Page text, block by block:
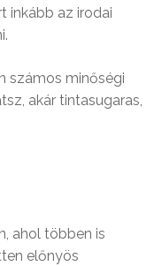
inkább az irodai
számos minőségi
akár tintasugaras,
ahol többen is
előnyös